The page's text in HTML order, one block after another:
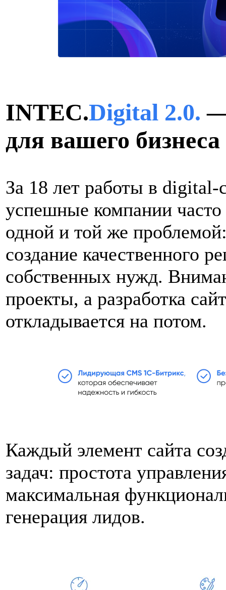
INTEC.Digital 2.0.—
для вашего бизнеса
За 18 лет работы в
успешные компании часто
одной и той же
создание качественного
собственных нужд.
проекты, а разработка
откладывается на потом.
Каждый элемент сайта
задач: простота
максимальная
генерация лидов.